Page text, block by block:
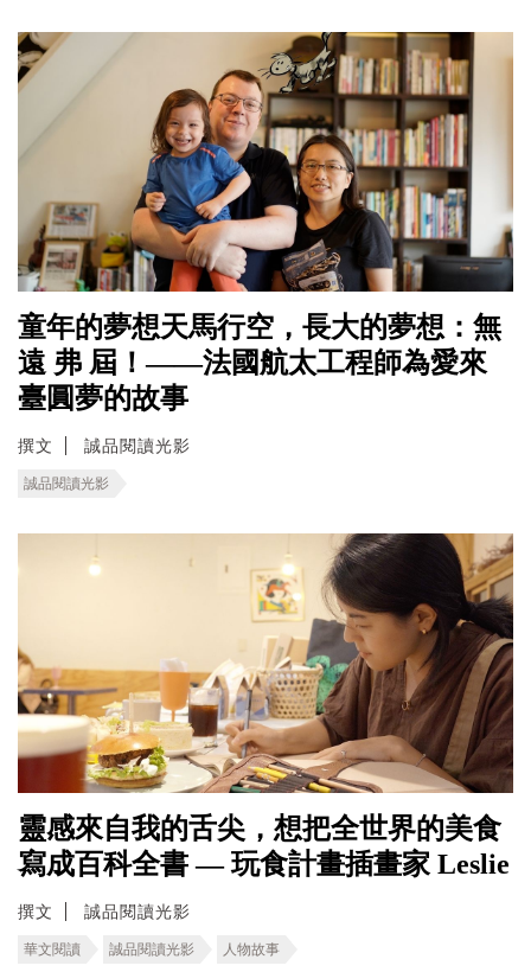
童年的夢想天馬行空，長大的夢想：無
遠 弗 屆！——法國航太工程師為愛來
臺圓夢的故事
撰文 誠品閱讀光影
誠品閱讀光影
靈感來自我的舌尖，想把全世界的美食
寫成百科全書 — 玩食計畫插畫家 Leslie
撰文 誠品閱讀光影
華文閱讀 誠品閱讀光影 人物故事